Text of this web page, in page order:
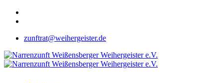
zunftrat@weihergeister.de